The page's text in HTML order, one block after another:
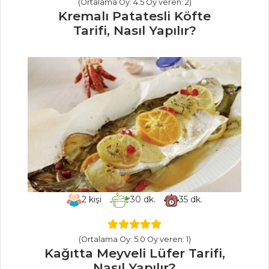
Isırgan Otlu
Sucuk Ve
Yoğurdu
Domatesli Köy
Salatası Tarifi, Nasıl
Yapılır?
Salatalar Tüm
Tarifleri
İÇECEKLER
Kızılcık Şerbeti
Tarifi, Nasıl Yapılır?
Naneli Limon
(Ortalama Oy: 4.5 Oy veren: 2)
Kremalı Patatesli Köfte
Tarifi, Nasıl Yapılır?
2kişi 30 dk. 35 dk.
(Ortalama Oy: 5.0 Oy veren: 1)
Kağıtta Meyveli Lüfer Tarifi,